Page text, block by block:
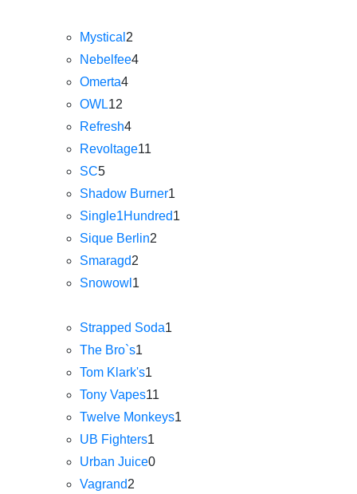
Mystical 2
Nebelfee4
Omerta4
OWL12
Refresh4
Revoltage11
SC5
Shadow Burner1
Single1Hundred1
Sique Berlin2
Smaragd2
Snowowl 1
Strapped Soda1
The Bro`s1
Tom Klark's1
Tony Vapes11
Twelve Monkeys1
UB Fighters1
Urban Juice0
Vagrand2